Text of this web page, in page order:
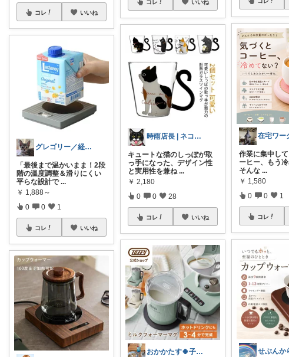
コレ いいね
グレゴリー／経由購入感謝です💕
「最後まで温かいまま！2段
階の温度調整＆滑りにくい
平らな設計で ...
￥ 1,888～
0 0 1
コレ いいね
コレ いいね
時雨店長 | ネコのいる暮らし
キュートな猫のしっぽが取
っ手になった、デザイン性
と実用性を兼ね ...
￥ 2,180
0 0 28
コレ いいね
おかかたす🍀子育て奮闘記💛
作業に集中し
ーヒー、もう
そんな ...
￥ 1,580
0 0 1
コレ
せぶんか